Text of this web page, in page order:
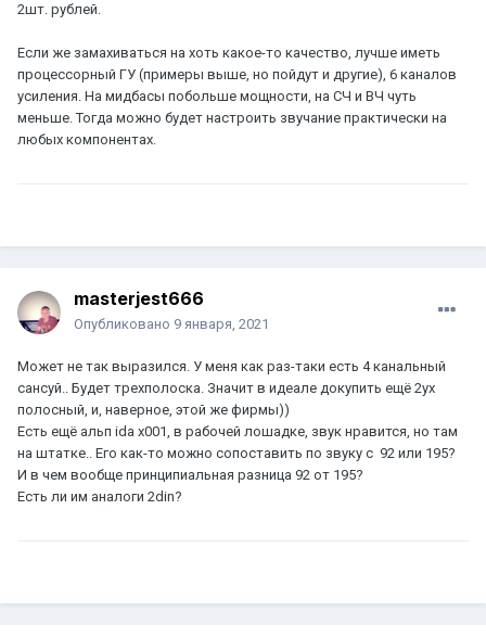
2шт. рублей.
Если же замахиваться на хоть какое-то качество, лучше иметь
процессорный ГУ (примеры выше, но пойдут и другие), 6 каналов
усиления. На мидбасы побольше мощности, на СЧ и ВЧ чуть
меньше. Тогда можно будет настроить звучание практически на
любых компонентах.
masterjest666
Опубликовано 9 января, 2021
Может не так выразился. У меня как раз-таки есть 4 канальный
сансуй.. Будет трехполоска. Значит в идеале докупить ещё 2ух
полосный, и, наверное, этой же фирмы))
Есть ещё альп ida x001, в рабочей лошадке, звук нравится, но там
на штатке.. Его как-то можно сопоставить по звуку с 92 или 195?
И в чем вообще принципиальная разница 92 от 195?
Есть ли им аналоги 2din?